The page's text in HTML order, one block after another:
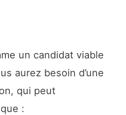
un candidat viable
aurez besoin d’une
qui peut
: